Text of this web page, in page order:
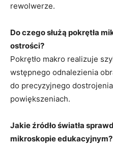
rewolwerze.
Do czego służą pokrętła
ostrości?
Pokrętło makro realizuje
wstępnego odnalezienia
do precyzyjnego
powiększeniach.
Jakie źródło światła
mikroskopie edukacyjnym?